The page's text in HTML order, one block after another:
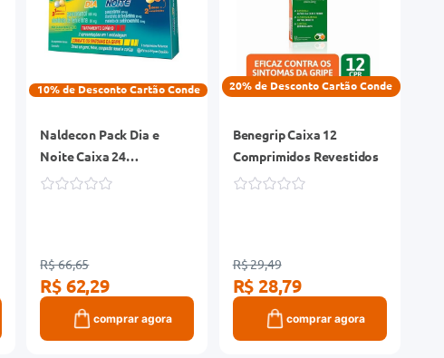
10% de Desconto Cartão Conde
Naldecon Pack Dia e
Noite Caixa 24
Comprimidos
R$ 66,65
R$ 62,29
comprar agora
20% de Desconto Cartão Conde
Benegrip Caixa 12
Comprimidos Revestidos
R$ 29,49
R$ 28,79
comprar agora